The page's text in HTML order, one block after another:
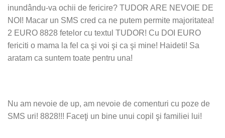
inundându-va ochii de fericire? TUDOR ARE NEVOIE DE
NOI! Macar un SMS cred ca ne putem permite majoritatea!
2 EURO 8828 fetelor cu textul TUDOR! Cu DOI EURO
fericiti o mama la fel ca şi voi şi ca şi mine! Haideti! Sa
aratam ca suntem toate pentru una!
Nu am nevoie de up, am nevoie de comenturi cu poze de
SMS uri! 8828!!! Faceţi un bine unui copil şi familiei lui!